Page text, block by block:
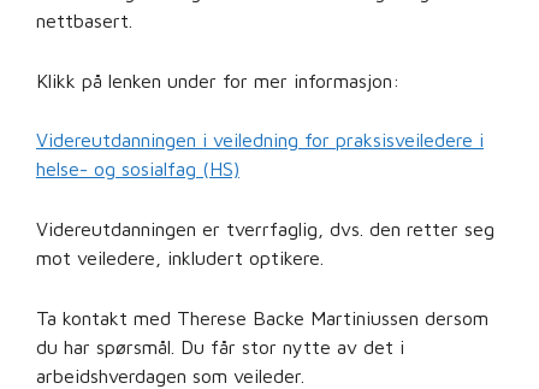
nettbasert.
Klikk på lenken under for mer informasjon:
Videreutdanningen i veiledning for praksisveiledere i
helse- og sosialfag (HS)
Videreutdanningen er tverrfaglig, dvs. den retter seg
mot veiledere, inkludert optikere.
Ta kontakt med Therese Backe Martiniussen dersom
du har spørsmål. Du får stor nytte av det i
arbeidshverdagen som veileder.